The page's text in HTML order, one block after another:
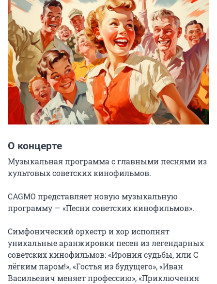
О концерте
Музыкальная программа с главными песнями из
культовых советских кинофильмов.
CAGMO представляет новую музыкальную
программу — «Песни советских кинофильмов».
Симфонический оркестр и хор исполнят
уникальные аранжировки песен из легендарных
советских кинофильмов: «Ирония судьбы, или С
лёгким паром!», «Гостья из будущего», «Иван
Васильевич меняет профессию», «Приключения